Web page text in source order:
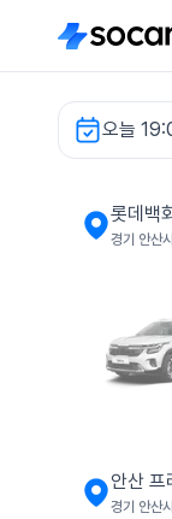
오늘
롯데백화점 안산점 렌
롯데백
경기 안산
안산 프
경기 안산